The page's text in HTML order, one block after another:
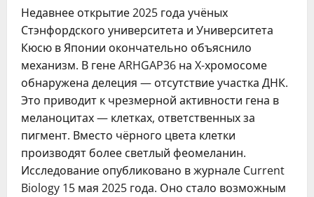
Недавнее открытие 2025 года учёных
Стэнфордского университета и Университета
Кюсю в Японии окончательно объяснило
механизм. В гене ARHGAP36 на X-хромосоме
обнаружена делеция — отсутствие участка ДНК.
Это приводит к чрезмерной активности гена в
меланоцитах — клетках, ответственных за
пигмент. Вместо чёрного цвета клетки
производят более светлый феомеланин.
Исследование опубликовано в журнале Current
Biology 15 мая 2025 года. Оно стало возможным